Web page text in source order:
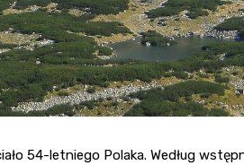
54-letniego Polaka. Według